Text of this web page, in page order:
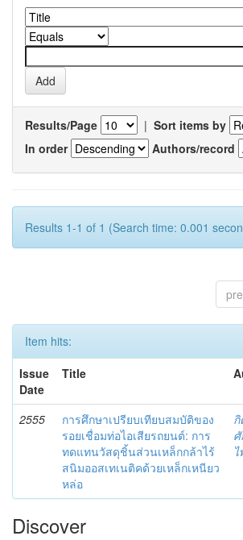
Results/Page | Sort items by
In order
Authors/record
Results 1-1 of 1 (Search time: 0.001
Item hits:
Issue
Date
Title
2555
การศึกษาเปรียบเทียบสมบัติของ
รอยเชื่อมท่อไอเสียรถยนต์: การ
ทดแทนวัสดุชิ้นส่วนเหล็กกล้าไร้
สนิมออสเทเนติคด้วยเหล็กเหนียว
หล่อ
Discover